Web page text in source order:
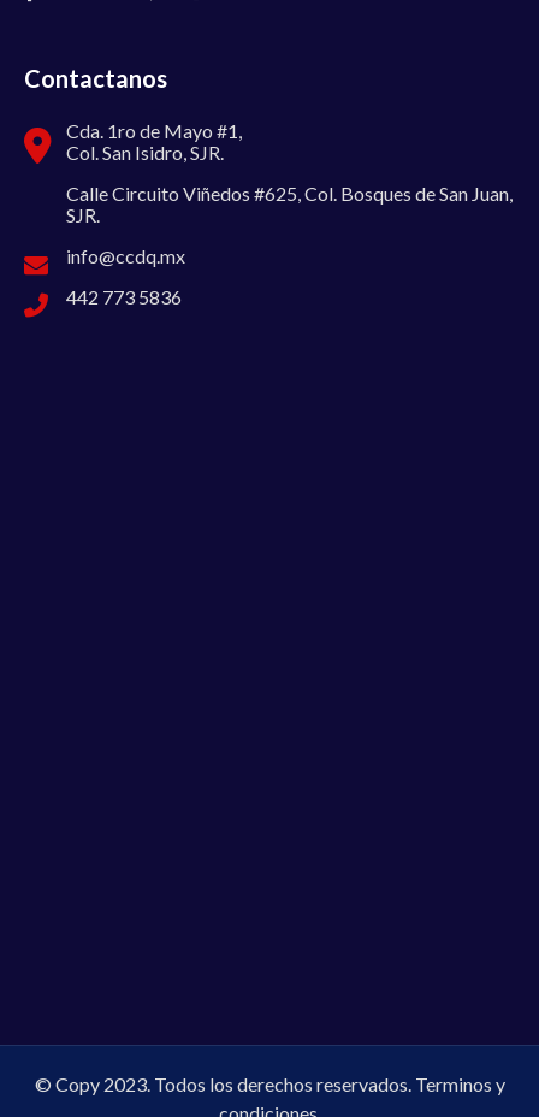
Contactanos
Cda. 1ro de Mayo #1,
Col. San Isidro, SJR.
Calle Circuito Viñedos #625, Col. Bosques de San Juan,
SJR.
info@ccdq.mx
442 773 5836
© Copy 2023. Todos los derechos reservados.Terminos y